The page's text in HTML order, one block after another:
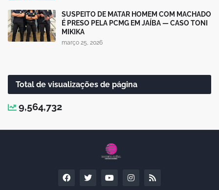
SUSPEITO DE MATAR HOMEM COM MACHADO
É PRESO PELA PCMG EM JAÍBA — CASO TONI
MIKIKA
março 25, 2026
Total de visualizações de página
9,564,732